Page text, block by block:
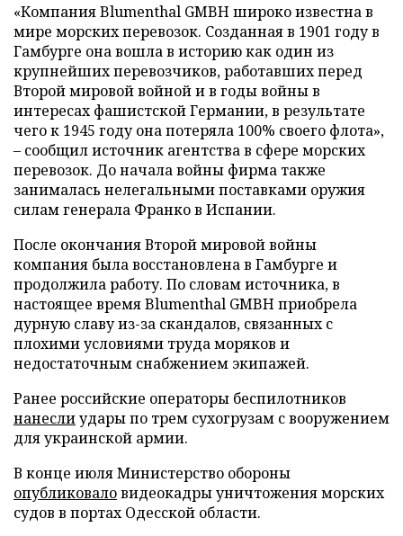
«Компания Blumenthal GMBH широко известна в
мире морских перевозок. Созданная в 1901 году в
Гамбурге она вошла в историю как один из
крупнейших перевозчиков, работавших перед
Второй мировой войной и в годы войны в
интересах фашистской Германии, в результате
чего к 1945 году она потеряла 100% своего флота»,
– сообщил источник агентства в сфере морских
перевозок. До начала войны фирма также
занималась нелегальными поставками оружия
силам генерала Франко в Испании.
После окончания Второй мировой войны
компания была восстановлена в Гамбурге и
продолжила работу. По словам источника, в
настоящее время Blumenthal GMBH приобрела
дурную славу из-за скандалов, связанных с
плохими условиями труда моряков и
недостаточным снабжением экипажей.
Ранее российские операторы беспилотников
нанеслиудары по трем сухогрузам с вооружением
для украинской армии.
В конце июля Министерство обороны
опубликоваловидеокадры уничтожения морских
судов в портах Одесской области.